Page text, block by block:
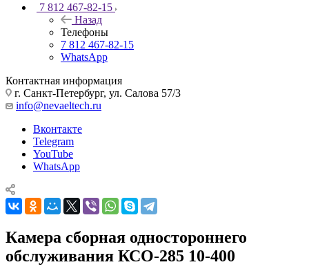
7 812 467-82-15
Назад
Телефоны
7 812 467-82-15
WhatsApp
Контактная информация
г. Санкт-Петербург, ул. Салова 57/3
info@nevaeltech.ru
Вконтакте
Telegram
YouTube
WhatsApp
Камера сборная одностороннего
обслуживания КСО-285 10-400